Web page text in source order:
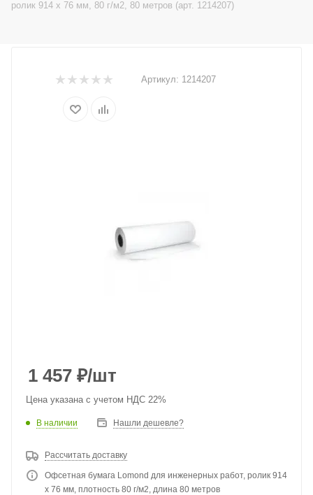
ролик 914 х 76 мм, 80 г/м2, 80 метров (арт. 1214207)
Артикул: 1214207
1 457 ₽/шт
Цена указана с учетом НДС 22%
В наличии Нашли дешевле?
Рассчитать доставку
Офсетная бумага Lomond для инженерных работ, ролик 914
х 76 мм, плотность 80 г/м2, длина 80 метров